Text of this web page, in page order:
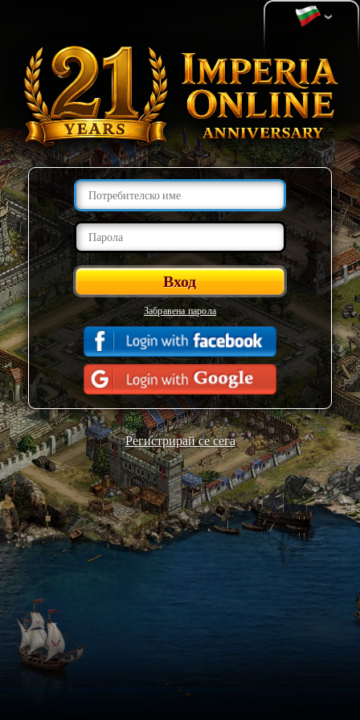
Забравена парола
Регистрирай се сега